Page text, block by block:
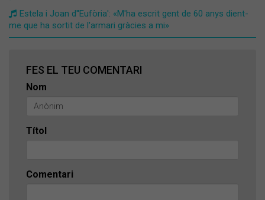
Estela i Joan d''Eufòria': «M'ha escrit gent de 60 anys dient-
me que ha sortit de l'armari gràcies a mi»
FES EL TEU COMENTARI
Nom
Títol
Comentari